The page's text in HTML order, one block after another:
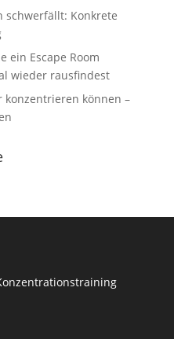
schwerfällt: Konkrete
ein Escape Room
wieder rausfindest
können –